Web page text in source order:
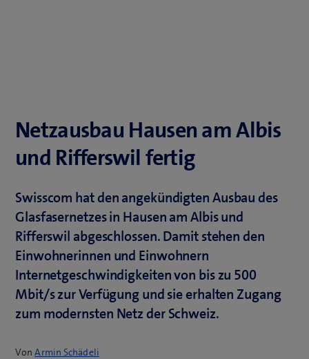
Netzausbau Hausen am Albis
und Rifferswil fertig
Swisscom hat den angekündigten Ausbau des
Glasfasernetzes in Hausen am Albis und
Rifferswil abgeschlossen. Damit stehen den
Einwohnerinnen und Einwohnern
Internetgeschwindigkeiten von bis zu 500
Mbit/s zur Verfügung und sie erhalten Zugang
zum modernsten Netz der Schweiz.
VonArmin Schädeli